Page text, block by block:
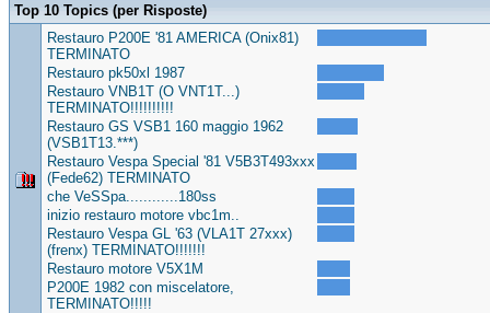
Top 10 Topics (per Risposte)
Restauro P200E '81 AMERICA (Onix81)
TERMINATO
Restauro pk50xl 1987
Restauro VNB1T (O VNT1T...)
TERMINATO!!!!!!!!!!
Restauro GS VSB1 160 maggio 1962
(VSB1T13.***)
Restauro Vespa Special '81 V5B3T493xxx
(Fede62) TERMINATO
che VeSSpa............180ss
inizio restauro motore vbc1m..
Restauro Vespa GL '63 (VLA1T 27xxx)
(frenx) TERMINATO!!!!!!!
Restauro motore V5X1M
P200E 1982 con miscelatore,
TERMINATO!!!!!